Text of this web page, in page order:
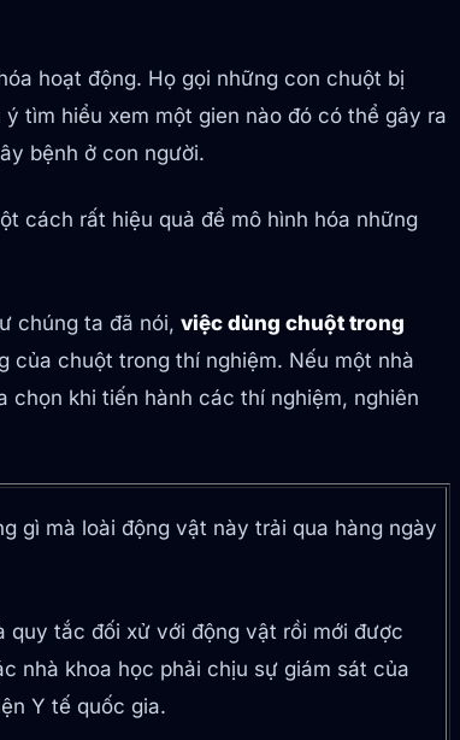
hoạt động. Họ gọi những con chuột bị
tìm hiểu xem một gien nào đó có thể gây ra
bệnh ở con người.
cách rất hiệu quả để mô hình hóa những
chúng ta đã nói, việc dùng chuột trong
của chuột trong thí nghiệm. Nếu một nhà
khi tiến hành các thí nghiệm, nghiên
gì mà loài động vật này trải qua hàng ngày
quy tắc đối xử với động vật rồi mới được
nhà khoa học phải chịu sự giám sát của
Y tế quốc gia.